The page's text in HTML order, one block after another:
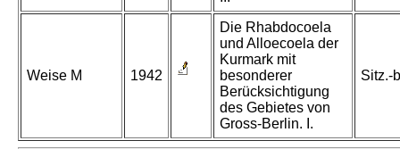
Weise M 1942
Die Rhabdocoela
und Alloecoela der
Kurmark mit
besonderer
Berücksichtigung
des Gebietes von
Gross-Berlin. I.
Sitz.-